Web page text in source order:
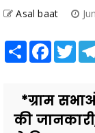
*ग्राम
ने दिया
ग्रामीण